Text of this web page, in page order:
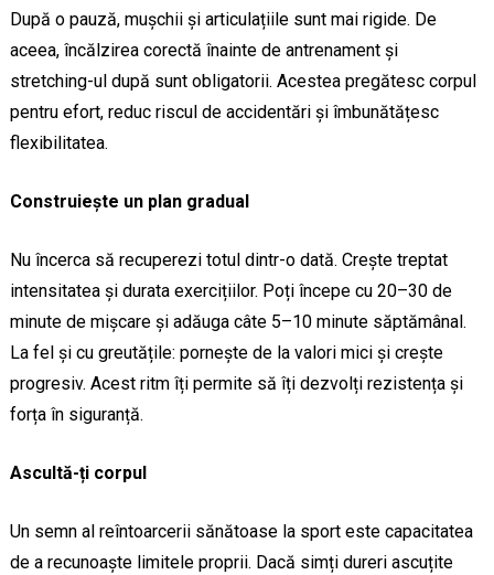
După o pauză, mușchii și articulațiile sunt mai rigide. De
aceea, încălzirea corectă înainte de antrenament și
stretching-ul după sunt obligatorii. Acestea pregătesc corpul
pentru efort, reduc riscul de accidentări și îmbunătățesc
flexibilitatea.
Construiește un plan gradual
Nu încerca să recuperezi totul dintr-o dată. Crește treptat
intensitatea și durata exercițiilor. Poți începe cu 20–30 de
minute de mișcare și adăuga câte 5–10 minute săptămânal.
La fel și cu greutățile: pornește de la valori mici și crește
progresiv. Acest ritm îți permite să îți dezvolți rezistența și
forța în siguranță.
Ascultă-ți corpul
Un semn al reîntoarcerii sănătoase la sport este capacitatea
de a recunoaște limitele proprii. Dacă simți dureri ascuțite